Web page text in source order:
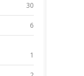
30
6
1